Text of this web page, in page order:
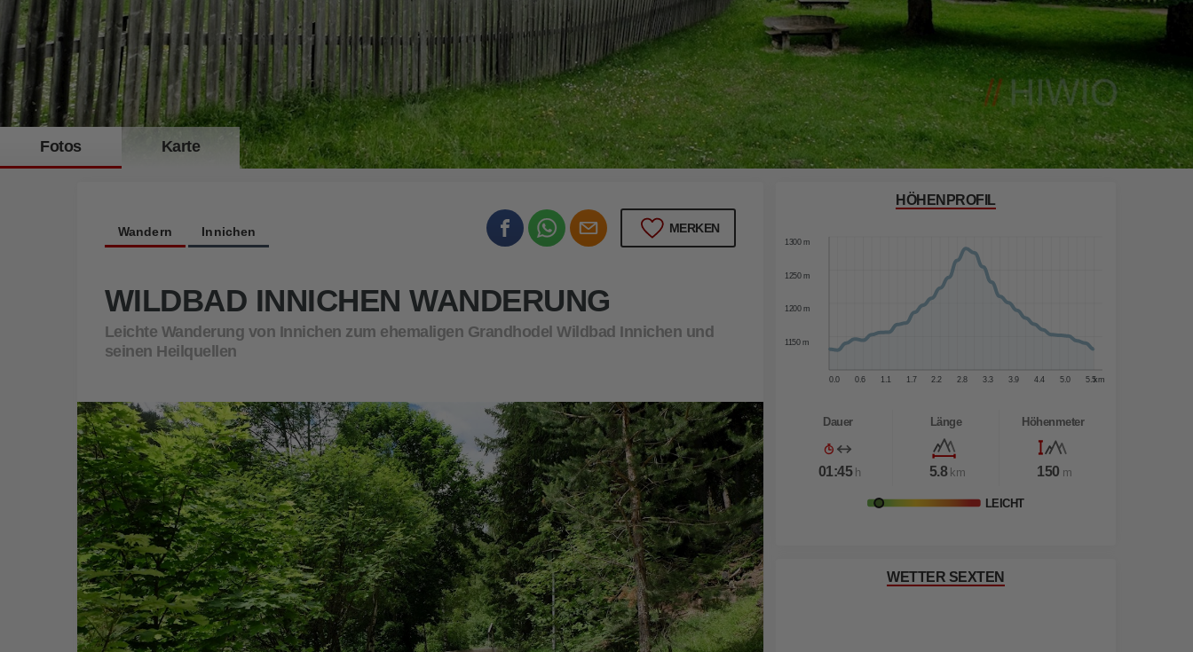
Fotos Karte
Wandern Innichen MERKEN
WILDBAD INNICHEN WANDERUNG
Leichte Wanderung von Innichen zum ehemaligen Grandhodel Wildbad Innichen und
seinen Heilquellen
HÖHENPROFIL
0.0 0.6 1.1 1.7 2.2 2.8 3.3 3.9 4.4 5.0 5.5km
1150 m
1200 m
1250 m
1300 m
Dauer
01:45 h
Länge
5.8 km
Höhenmeter
150 m
LEICHT
WETTER SEXTEN